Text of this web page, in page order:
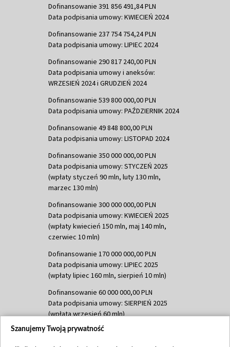
Dofinansowanie 391 856 491,84 PLN
Data podpisania umowy: KWIECIEŃ 2024
Dofinansowanie 237 754 754,24 PLN
Data podpisania umowy: LIPIEC 2024
Dofinansowanie 290 817 240,00 PLN
Data podpisania umowy i aneksów:
WRZESIEŃ 2024 i GRUDZIEŃ 2024
Dofinansowanie 539 800 000,00 PLN
Data podpisania umowy: PAŹDZIERNIK 2024
Dofinansowanie 49 848 800,00 PLN
Data podpisania umowy: LISTOPAD 2024
Dofinansowanie 350 000 000,00 PLN
Data podpisania umowy: STYCZEŃ 2025
(wpłaty styczeń 90 mln, luty 130 mln,
marzec 130 mln)
Dofinansowanie 300 000 000,00 PLN
Data podpisania umowy: KWIECIEŃ 2025
(wpłaty kwiecień 150 mln, maj 140 mln,
czerwiec 10 mln)
Dofinansowanie 170 000 000,00 PLN
Data podpisania umowy: LIPIEC 2025
(wpłaty lipiec 160 mln, sierpień 10 mln)
Dofinansowanie 60 000 000,00 PLN
Data podpisania umowy: SIERPIEŃ 2025
(wpłata wrzesień 60 mln)
Dofinansowanie 635 783 051,21 PLN
Szanujemy Twoją prywatność